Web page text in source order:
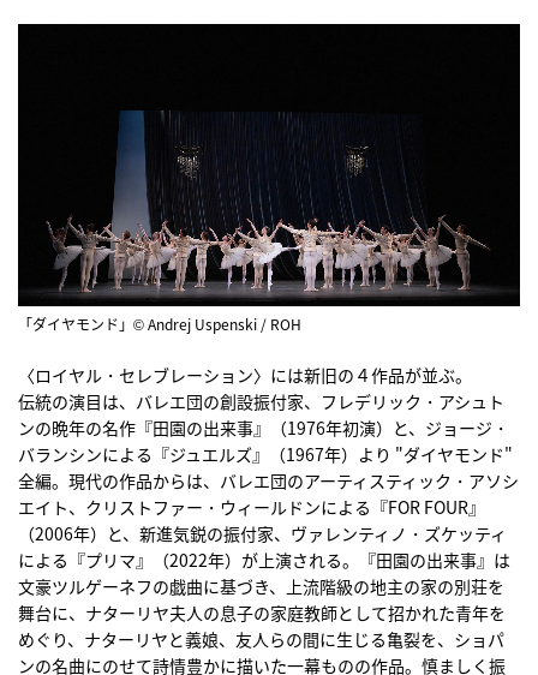
「ダイヤモンド」© Andrej Uspenski / ROH
〈ロイヤル・セレブレーション〉には新旧の４作品が並ぶ。
伝統の演目は、バレエ団の創設振付家、フレデリック・アシュト
ンの晩年の名作『田園の出来事』（1976年初演）と、ジョージ・
バランシンによる『ジュエルズ』（1967年）より "ダイヤモンド"
全編。現代の作品からは、バレエ団のアーティスティック・アソシ
エイト、クリストファー・ウィールドンによる『FOR FOUR』
（2006年）と、新進気鋭の振付家、ヴァレンティノ・ズケッティ
による『プリマ』（2022年）が上演される。『田園の出来事』は
文豪ツルゲーネフの戯曲に基づき、上流階級の地主の家の別荘を
舞台に、ナターリヤ夫人の息子の家庭教師として招かれた青年を
めぐり、ナターリヤと義娘、友人らの間に生じる亀裂を、ショパ
ンの名曲にのせて詩情豊かに描いた一幕ものの作品。慎ましく振